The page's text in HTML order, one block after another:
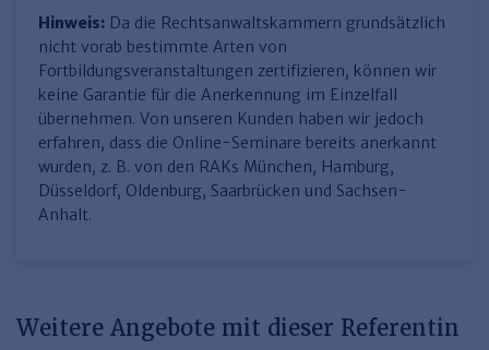
Hinweis: Da die Rechtsanwaltskammern grundsätzlich
nicht vorab bestimmte Arten von
Fortbildungsveranstaltungen zertifizieren, können wir
keine Garantie für die Anerkennung im Einzelfall
übernehmen. Von unseren Kunden haben wir jedoch
erfahren, dass die Online-Seminare bereits anerkannt
wurden, z. B. von den RAKs München, Hamburg,
Düsseldorf, Oldenburg, Saarbrücken und Sachsen-
Anhalt.
Weitere Angebote mit dieser Referentin